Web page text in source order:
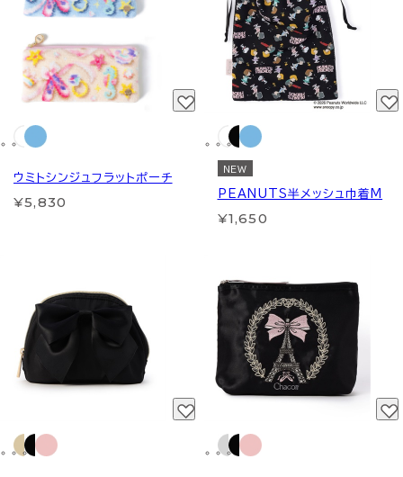
ウミトシンジュフラットポーチ
¥5,830
NEW
PEANUTS半メッシュ巾着M
¥1,650